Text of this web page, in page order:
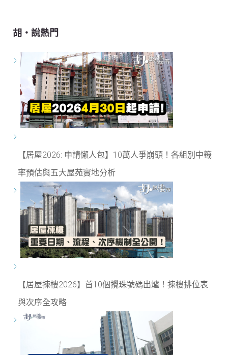
胡‧說熱門
【居屋2026: 申請懶人包】10萬人爭崩頭！各組別中籤
率預估與五大屋苑實地分析
【居屋揀樓2026】首10個攪珠號碼出爐！揀樓排位表
與次序全攻略